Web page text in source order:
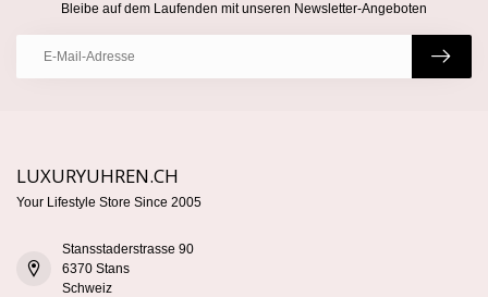
Bleibe auf dem Laufenden mit unseren Newsletter-Angeboten
LUXURYUHREN.CH
Your Lifestyle Store Since 2005
Stansstaderstrasse 90
6370 Stans
Schweiz